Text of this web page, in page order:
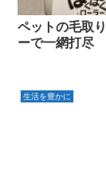
ペットの毛取
ーで一網打尽
生活を豊かに